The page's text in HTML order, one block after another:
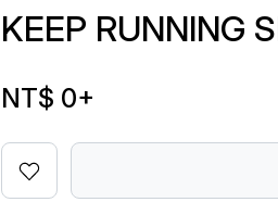
KEEP RUNNING
NT$ 0+